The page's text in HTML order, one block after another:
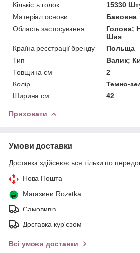
Кількість голок
15330
Матеріал основи
Бавовна
Область застосування
Голова;
Шия
Країна реєстрації бренду
Польща
Тип
Валик;
Товщина см
2
Колір
Темно-
Ширина см
42
Приховати
Умови доставки
Доставка здійснюється тільки по
Нова Пошта
Магазини Rozetka
Самовивіз
Доставка кур'єром
Всі умови доставки